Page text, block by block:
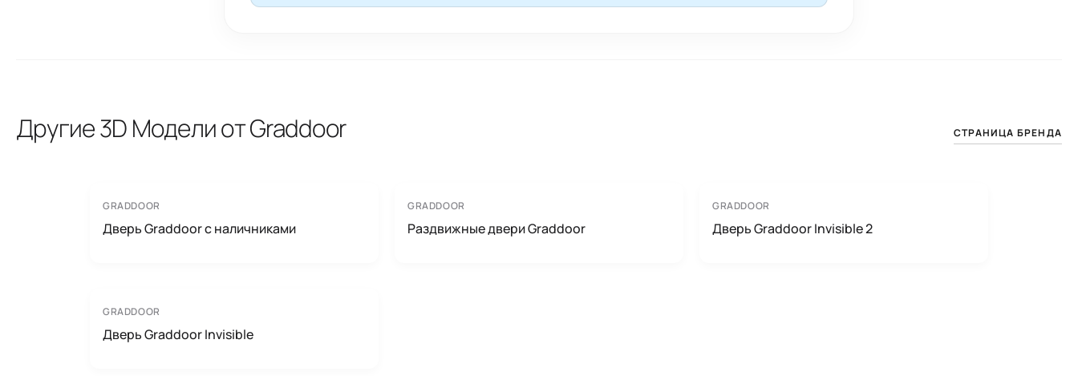
Другие 3D Модели от Graddoor СТРАНИЦА БРЕНДА
GRADDOOR
Дверь Graddoor с наличниками
GRADDOOR
Раздвижные двери Graddoor
GRADDOOR
Дверь Graddoor Invisible 2
GRADDOOR
Дверь Graddoor Invisible